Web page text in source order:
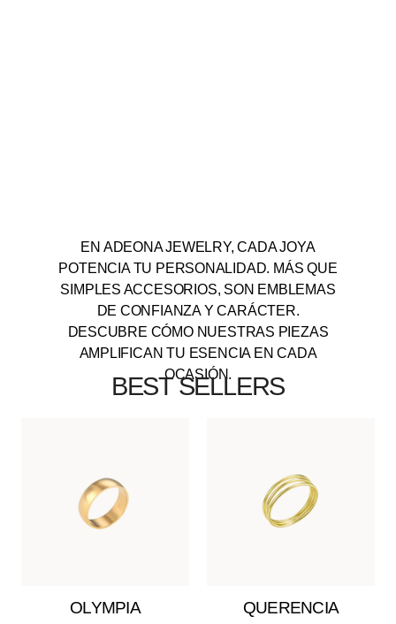
EN ADEONA JEWELRY, CADA JOYA
POTENCIA TU PERSONALIDAD. MÁS QUE
SIMPLES ACCESORIOS, SON EMBLEMAS
DE CONFIANZA Y CARÁCTER.
DESCUBRE CÓMO NUESTRAS PIEZAS
AMPLIFICAN TU ESENCIA EN CADA
OCASIÓN.
BEST SELLERS
OLYMPIA QUERENCIA